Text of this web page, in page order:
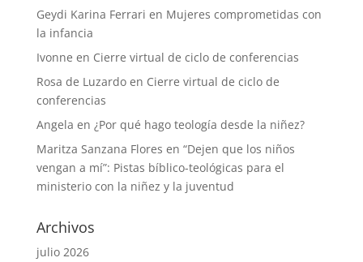
Geydi Karina Ferrari en Mujeres comprometidas con
la infancia
Ivonne en Cierre virtual de ciclo de conferencias
Rosa de Luzardoen Cierre virtual de ciclo de
conferencias
Angela en ¿Por qué hago teología desde la niñez?
Maritza Sanzana Flores en “Dejen que los niños
vengan a mí”: Pistas bíblico-teológicas para el
ministerio con la niñez y la juventud
Archivos
julio 2026